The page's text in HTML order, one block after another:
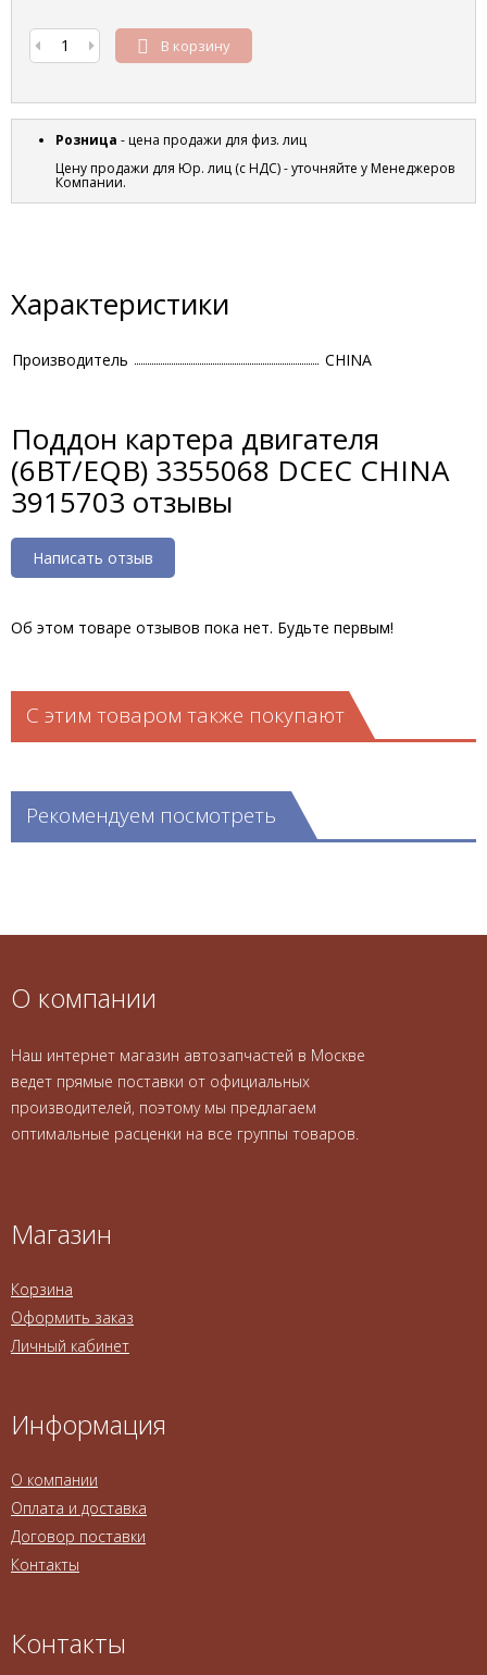
В корзину
Розница - цена продажи для физ. лиц
Цену продажи для Юр. лиц (с НДС) - уточняйте у Менеджеров
Компании.
Характеристики
Производитель CHINA
Поддон картера двигателя
(6BT/EQB) 3355068 DCEC CHINA
3915703 отзывы
Написать отзыв
Об этом товаре отзывов пока нет. Будьте первым!
С этим товаром также покупают
Рекомендуем посмотреть
О компании
Наш интернет магазин автозапчастей в Москве
ведет прямые поставки от официальных
производителей, поэтому мы предлагаем
оптимальные расценки на все группы товаров.
Магазин
Корзина
Оформить заказ
Личный кабинет
Информация
О компании
Оплата и доставка
Договор поставки
Контакты
Контакты